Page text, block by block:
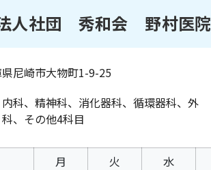
人社団 秀和会 野村医院
尼崎市大物町1-9-25
内科、精神科、消化器科、循環器科、外
科、その他4科目
月 火 水